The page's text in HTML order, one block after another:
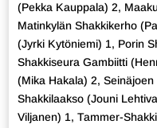
(Pekka Kauppala) 2,
Matinkylän Shakkikerho
(Jyrki Kytöniemi) 1, Porin
Shakkiseura Gambiitti
(Mika Hakala) 2,
Shakkilaakso (Jouni
Viljanen) 1, Tammer-